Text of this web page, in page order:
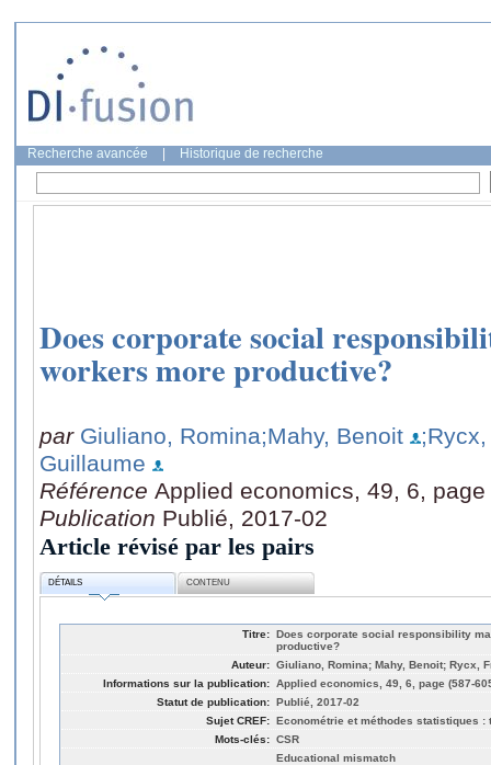
Recherche avancée Historique de recherche
Does corporate social
workers more productive?
par Giuliano, Romina;Mahy, Benoit
Guillaume
Référence Applied economics, 49, 6,
Publication Publié, 2017-02
Article révisé par les pairs
DÉTAILS CONTENU
Titre: Does corporate social responsibility
productive?
Auteur: Giuliano, Romina; Mahy, Benoit; Rycx,
Informations sur la publication: Applied economics, 49, 6, page (587-
Statut de publication: Publié, 2017-02
Sujet CREF: Econométrie et méthodes statistiques :
Mots-clés: CSR
Educational mismatch